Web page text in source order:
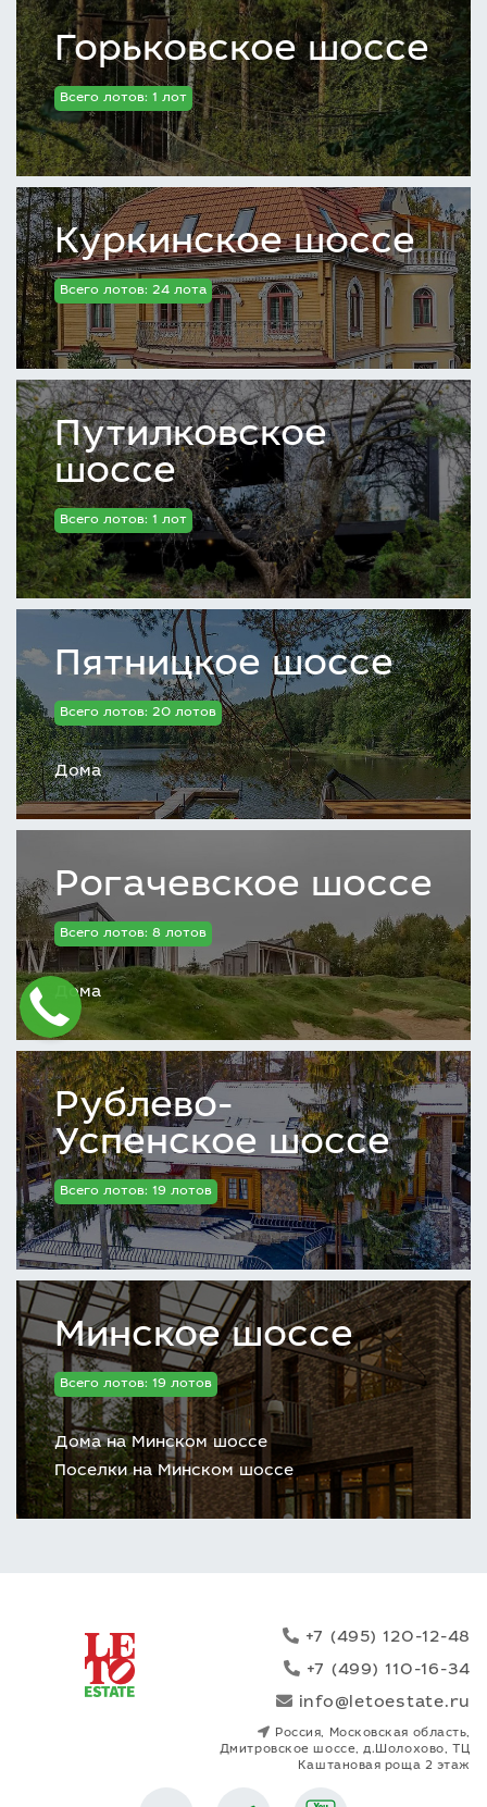
Горьковское шоссе
Всего лотов: 1 лот
Куркинское шоссе
Всего лотов: 24 лота
Путилковское
шоссе
Всего лотов: 1 лот
Пятницкое шоссе
Всего лотов: 20 лотов
Дома
Рогачевское шоссе
Всего лотов: 8 лотов
Дома
Рублево-
Успенское шоссе
Всего лотов: 19 лотов
Минское шоссе
Всего лотов: 19 лотов
Дома на Минском шоссе
Поселки на Минском шоссе
+7 (495) 120-12-48
+7 (499) 110-16-34
info@letoestate.ru
Россия, Московская область,
Дмитровское шоссе, д.Шолохово, ТЦ
Каштановая роща 2 этаж